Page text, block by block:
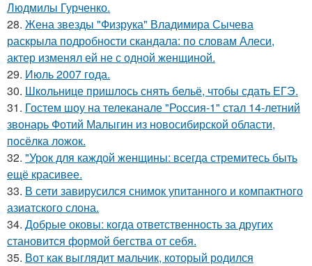
Людмилы Гурченко.
28. Жена звезды "Физрука" Владимира Сычева
раскрыла подробности скандала: по словам Алеси,
актер изменял ей не с одной женщиной.
29. Июль 2007 года.
30. Школьнице пришлось снять бельё, чтобы сдать ЕГЭ.
31. Гостем шоу на телеканале "Россия-1" стал 14-летний
звонарь Фотий Малыгин из новосибирской области,
посёлка ложок.
32. "Урок для каждой женщины: всегда стремитесь быть
ещё красивее.
33. В сети завирусился снимок упитанного и компактного
азиатского слона.
34. Добрые оковы: когда ответственность за других
становится формой бегства от себя.
35. Вот как выглядит мальчик, который родился